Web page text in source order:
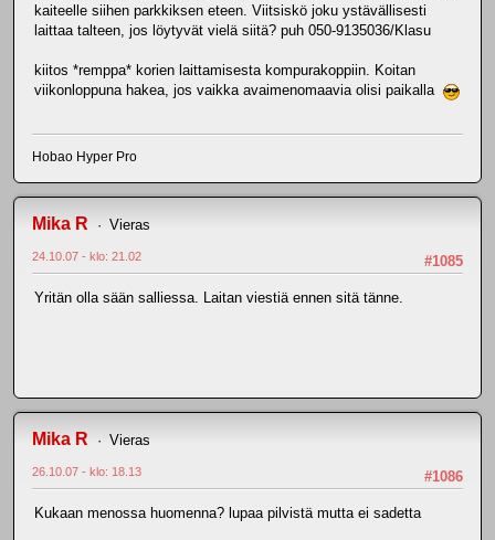
kaiteelle siihen parkkiksen eteen. Viitsiskö joku ystävällisesti
laittaa talteen, jos löytyvät vielä siitä? puh 050-9135036/Klasu
kiitos *remppa* korien laittamisesta kompurakoppiin. Koitan
viikonloppuna hakea, jos vaikka avaimenomaavia olisi paikalla
Hobao Hyper Pro
Mika R Vieras
#1085
24.10.07 - klo: 21.02
Yritän olla sään salliessa. Laitan viestiä ennen sitä tänne.
Mika R Vieras
#1086
26.10.07 - klo: 18.13
Kukaan menossa huomenna? lupaa pilvistä mutta ei sadetta